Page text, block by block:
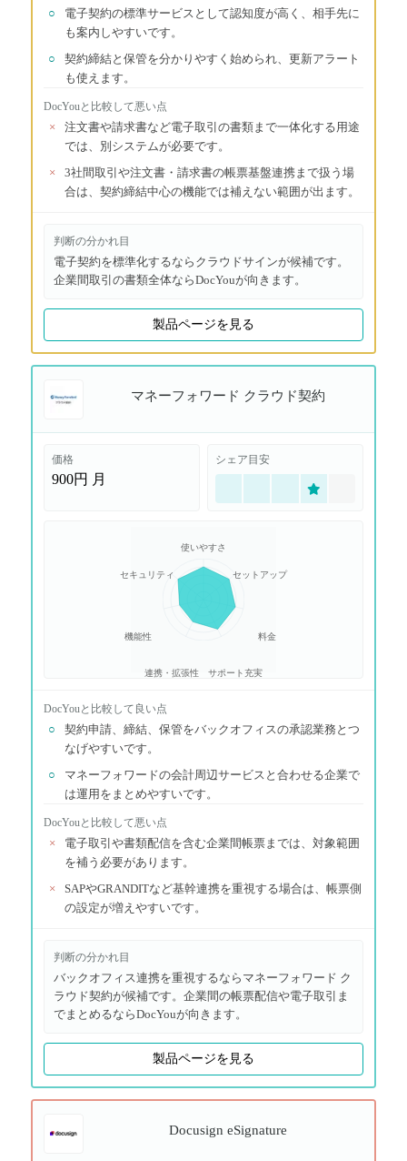
○
電子契約の標準サービスとして認知度が高く、相手先に
も案内しやすいです。
○
契約締結と保管を分かりやすく始められ、更新アラート
も使えます。
DocYouと比較して悪い点
×
注文書や請求書など電子取引の書類まで一体化する用途
では、別システムが必要です。
×
3社間取引や注文書・請求書の帳票基盤連携まで扱う場
合は、契約締結中心の機能では補えない範囲が出ます。
判断の分かれ目
電子契約を標準化するならクラウドサインが候補です。
企業間取引の書類全体ならDocYouが向きます。
製品ページを見る
マネーフォワード クラウド契約
価格
900円 月
シェア目安
使いやすさ
セットアップ
料金
サポート充実
連携・拡張性
機能性
セキュリティ
DocYouと比較して良い点
○
契約申請、締結、保管をバックオフィスの承認業務とつ
なげやすいです。
○
マネーフォワードの会計周辺サービスと合わせる企業で
は運用をまとめやすいです。
DocYouと比較して悪い点
×
電子取引や書類配信を含む企業間帳票までは、対象範囲
を補う必要があります。
×
SAPやGRANDITなど基幹連携を重視する場合は、帳票側
の設定が増えやすいです。
判断の分かれ目
バックオフィス連携を重視するならマネーフォワード ク
ラウド契約が候補です。企業間の帳票配信や電子取引ま
でまとめるならDocYouが向きます。
製品ページを見る
Docusign eSignature